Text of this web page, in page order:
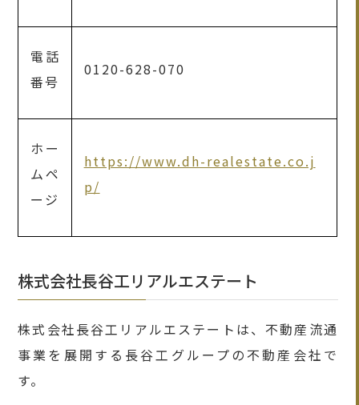
電話
番号
0120-628-070
ホー
ムペ
ージ
https://www.dh-realestate.co.j
p/
株式会社長谷工リアルエステート
株式会社長谷工リアルエステートは、不動産流通
事業を展開する長谷工グループの不動産会社で
す。